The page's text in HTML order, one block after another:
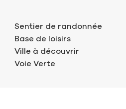
Sentier de randonnée
Base de loisirs
Ville à découvrir
Voie Verte